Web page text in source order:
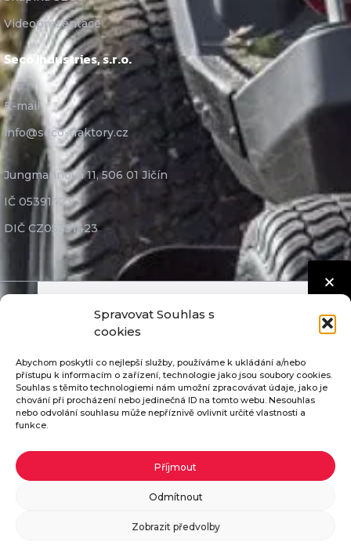
Spravovat Souhlas s
cookies
Abychom poskytli co nejlepší služby, používáme k ukládání a/nebo
přístupu k informacím o zařízení, technologie jako jsou soubory cookies.
Souhlas s těmito technologiemi nám umožní zpracovávat údaje, jako je
chování při procházení nebo jedinečná ID na tomto webu. Nesouhlas
nebo odvolání souhlasu může nepříznivě ovlivnit určité vlastnosti a
funkce.
Příjmout
Odmítnout
Zobrazit předvolby
Videoprezentace
Seco Industries, s.r.o.
E-mail:
info@seco-traktory.cz
Jungmannova 11, 506 01 Jičín
IČ 05391423
DIČ CZ05391423
Seco Industries, s.r.o. ©
Díly nejvyšší kvality
Mimosoudní řešení sporů
Pošleme vám katalog ZDARMA
Pokud vyplníte potřebné údaje, zašleme vám